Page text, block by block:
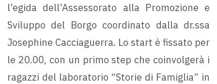
l’egida dell’Assessorato alla Promozione e
Sviluppo del Borgo coordinato dalla dr.ssa
Josephine Cacciaguerra. Lo start è fissato per
le 20.00, con un primo step che coinvolgerà i
ragazzi del laboratorio “Storie di Famiglia” in